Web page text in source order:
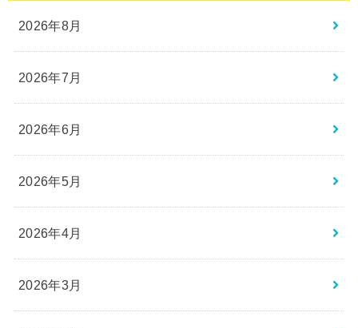
2026年8月
2026年7月
2026年6月
2026年5月
2026年4月
2026年3月